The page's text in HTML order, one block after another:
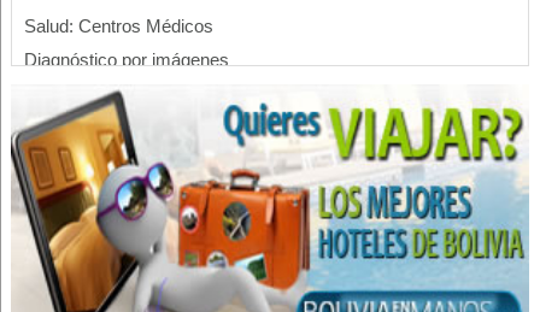
Salud: Centros Médicos
Diagnóstico por imágenes
Profesionales
Médicos Odontólogos
Odontología Integral
Ortodoncia
Odontología
Cirujano dental
Médicos Nutricionistas